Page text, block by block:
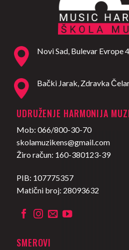
Novi Sad, Bulevar Evrope
Bački Jarak, Zdravka
UDRUŽENJE HARMONIJA
Mob: 066/800-30-70
skolamuzikens@gmail.com
Žiro račun: 160-380123-39
PIB: 107775357
Matični broj: 28093632
SMEROVI